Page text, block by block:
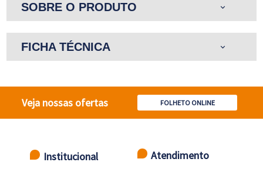
SOBRE O PRODUTO expand_more
FICHA TÉCNICA expand_more
Veja nossas ofertas FOLHETO ONLINE
Institucional Atendimento